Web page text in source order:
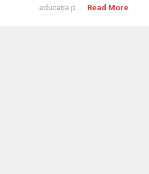
educația p ... Read More